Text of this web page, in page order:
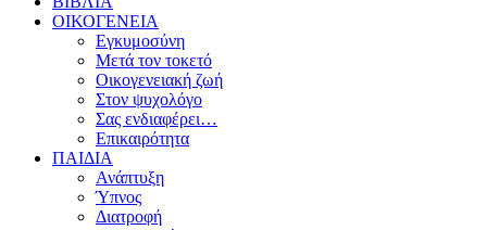
ΟΙΚΟΓΕΝΕΙΑ
Εγκυμοσύνη
Μετά τον τοκετό
Οικογενειακή ζωή
Στον ψυχολόγο
Σας ενδιαφέρει…
Επικαιρότητα
ΠΑΙΔΙΑ
Ανάπτυξη
Ύπνος
Διατροφή